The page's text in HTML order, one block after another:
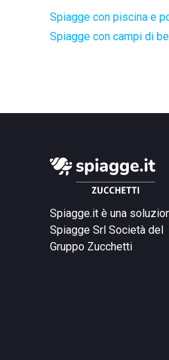
Spiagge con piscina e
Spiagge con campi di
Spiagge.it è una
Spiagge Srl Società del
Gruppo Zucchetti